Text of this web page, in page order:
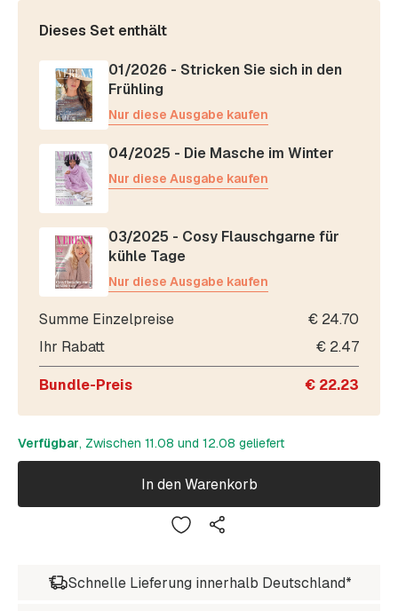
Dieses Set enthält
01/2026 - Stricken Sie sich in den
Frühling
Nur diese Ausgabe kaufen
04/2025 - Die Masche im Winter
Nur diese Ausgabe kaufen
03/2025 - Cosy Flauschgarne für
kühle Tage
Nur diese Ausgabe kaufen
Summe Einzelpreise € 24.70
Ihr Rabatt
€ 2.47
Bundle-Preis € 22.23
Verfügbar, Zwischen 11.08 und 12.08 geliefert
In den Warenkorb
Schnelle Lieferung innerhalb Deutschland*